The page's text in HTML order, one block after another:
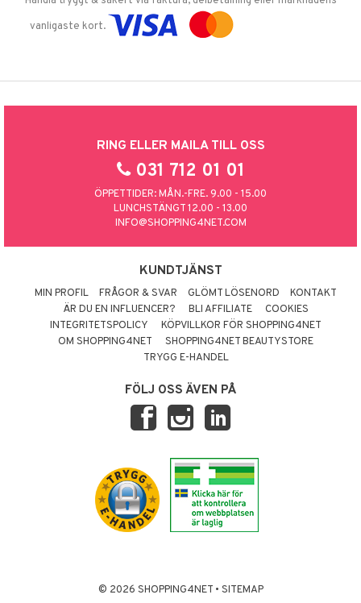
vanligaste kort.
RING ELLER MAILA TILL OSS
031 712 01 01
ÖPPETTIDER: MÅN.-FRE. 9.00 - 15.00
LUNCHSTÄNGT 12.00 - 13.00
INFO@SHOPPING4NET.COM
KUNDTJÄNST
MIN PROFIL FRÅGOR & SVAR GLÖMT LÖSENORD
KONTAKT
ÄR DU EN INFLUENCER?
BLI AFFILIATE
COOKIES
INTEGRITETSPOLICY
KÖPVILLKOR FÖR SHOPPING4NET
OM SHOPPING4NET
SHOPPING4NET BEAUTYSTORE
TRYGG E-HANDEL
FÖLJ OSS ÄVEN PÅ
© 2026 SHOPPING4NET • SITEMAP